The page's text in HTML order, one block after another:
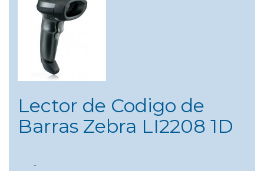
Lector de Codigo de
Barras Zebra LI2208 1D
-